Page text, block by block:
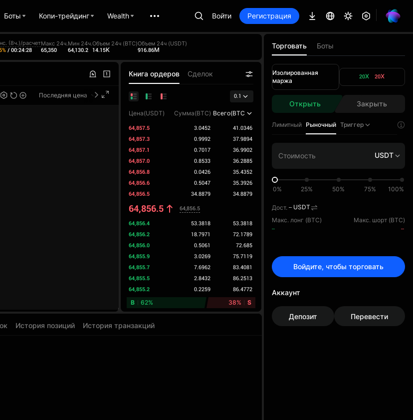
Боты Копи-трейдинг Wealth Войти Регистрация
(8ч.)/расчет
/ 00:24:27
Макс 24ч.
65,350
Мин 24ч.
64,130.2
Объем 24ч (BTC)
14.15K
Объем 24ч (USDT)
916.86M
Последняя цена TradingView
Книга ордеров Сделок
0.1
Цена(USDT) Сумма(BTC) Всего(BTC)
64,857.5
3.0452
41.0346
64,857.3
0.9992
37.9894
64,857.1
0.7017
36.9902
64,857.0
0.8533
36.2885
64,856.8
0.0426
35.4352
64,856.6
0.5047
35.3926
64,856.5
34.8879 34.8879
64,856.5
64,856.5
64,856.4
53.3818
53.3818
64,856.2
18.7971
72.1789
64,856.0
0.5061
72.685
64,855.9
3.0269
75.7119
64,855.7
7.6962
83.4081
64,855.5
2.8432
86.2513
64,855.2
0.2259
86.4772
B
62% 38% S
Торговать Боты
Изолированная
маржа
20X 20X
Открыть Закрыть
Лимитный Рыночный Триггер
USDT
0% 25% 50% 75% 100%
Дост. -- USDT
Макс. лонг (BTC)
--
Макс. шорт (BTC)
--
Войдите, чтобы торговать
Аккаунт
Депозит
Перевести
История позиций История транзакций